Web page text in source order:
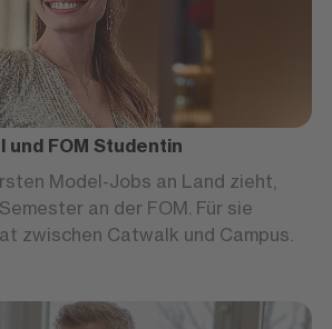
und FOM Studentin
Model-Jobs an Land zieht,
an der FOM. Für sie
zwischen Catwalk und Campus.